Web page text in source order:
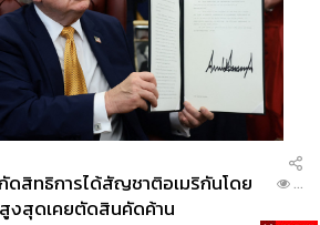
ดสิทธิการได้สัญชาติอเมริกันโดย
งสุดเคยตัดสินคัดค้าน
...